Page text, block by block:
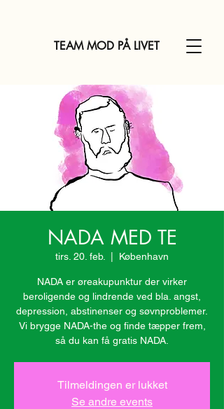
TEAM MOD PÅ LIVET
NADA MED TE
tirs. 20. feb. København
NADA er øreakupunktur der virker
beroligende og lindrende ved bla. angst,
depression, abstinenser og søvnproblemer.
Vi brygge NADA-the og finde tæpper frem,
så du kan få gratis NADA.
Tilmeldingen er lukket
Se andre events